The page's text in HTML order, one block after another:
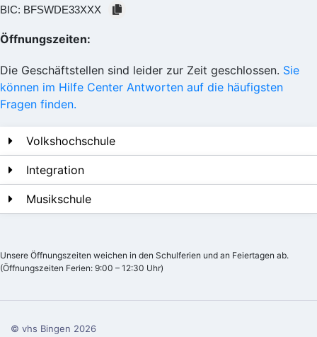
BIC: BFSWDE33XXX
Öffnungszeiten:
Die Geschäftstellen sind leider zur Zeit geschlossen. Sie
können im Hilfe Center Antworten auf die häufigsten
Fragen finden.
Volkshochschule
Integration
Musikschule
Unsere Öffnungszeiten weichen in den Schulferien und an Feiertagen ab.
(Öffnungszeiten Ferien: 9:00 – 12:30 Uhr)
© vhs Bingen 2026